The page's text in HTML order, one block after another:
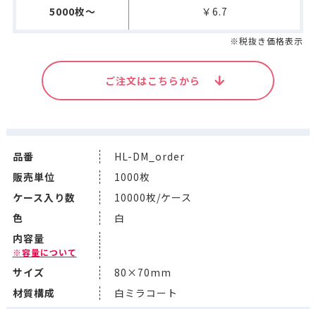
5000枚～ ￥6.7
※税抜き価格表示
ご注文はこちらから
品番
HL-DM_order
販売単位
1000枚
ケース入り数
10000枚/ケース
色
白
内容量
※容量について
サイズ
80×70mm
材質構成
白ミラコート